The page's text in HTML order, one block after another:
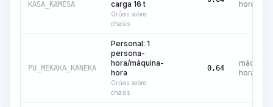
KASA_KAMESA
carga 16 t
Grúas sobre
chasis
hora
PU_MEKAKA_KANEKA
Personal: 1
persona-
hora/máquina-
hora
Grúas sobre
chasis
0,64
máquina-
hora